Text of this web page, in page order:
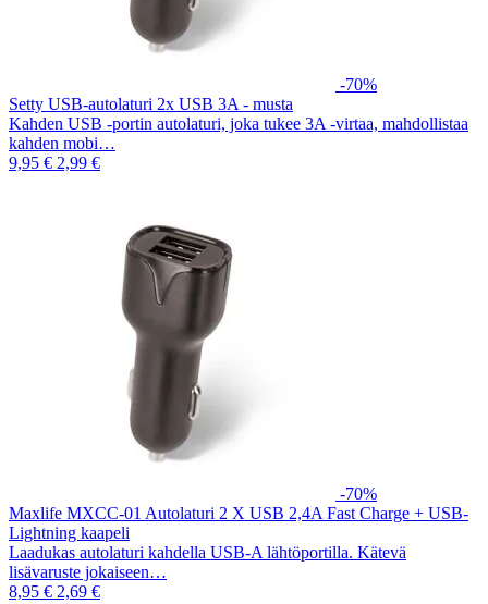
-70%
Setty USB-autolaturi 2x USB 3A - musta
Kahden USB -portin autolaturi, joka tukee 3A -virtaa, mahdollistaa
kahden mobi…
9,95 € 2,99 €
-70%
Maxlife MXCC-01 Autolaturi 2 X USB 2,4A Fast Charge + USB-
Lightning kaapeli
Laadukas autolaturi kahdella USB-A lähtöportilla. Kätevä
lisävaruste jokaiseen…
8,95 € 2,69 €